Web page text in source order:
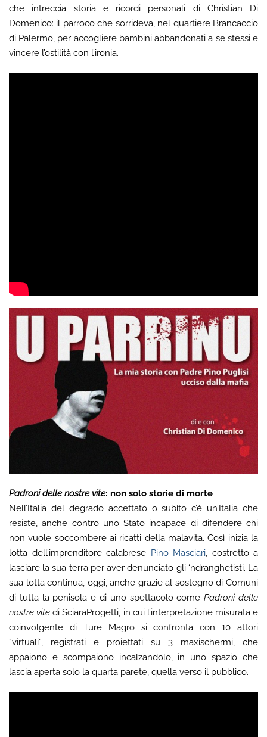
che intreccia storia e ricordi personali di Christian Di
Domenico: il parroco che sorrideva, nel quartiere Brancaccio
di Palermo, per accogliere bambini abbandonati a se stessi e
vincere l’ostilità con l’ironia.
Padroni delle nostre vite: non solo storie di morte
Nell’Italia del degrado accettato o subìto c’è un’Italia che
resiste, anche contro uno Stato incapace di difendere chi
non vuole soccombere ai ricatti della malavita. Così inizia la
lotta dell’imprenditore calabrese Pino Masciari, costretto a
lasciare la sua terra per aver denunciato gli ‘ndranghetisti. La
sua lotta continua, oggi, anche grazie al sostegno di Comuni
di tutta la penisola e di uno spettacolo comePadroni delle
nostre vite di SciaraProgetti, in cui l’interpretazione misurata e
coinvolgente di Ture Magro si confronta con 10 attori
“virtuali”, registrati e proiettati su 3 maxischermi, che
appaiono e scompaiono incalzandolo, in uno spazio che
lascia aperta solo la quarta parete, quella verso il pubblico.